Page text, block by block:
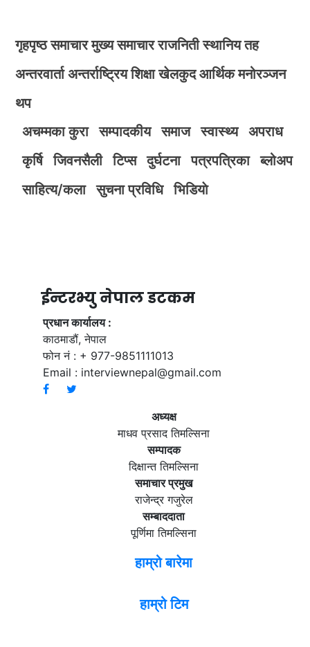
गृहपृष्ठ समाचार मुख्य समाचार राजनिती स्थानिय तह
अन्तरवार्ता अन्तर्राष्ट्रिय शिक्षा खेलकुद आर्थिक मनोरञ्जन
थप
अचम्मका कुरा
सम्पादकीय समाज स्वास्थ्य
अपराध
कृर्षि
जिवनसैली टिप्स दुर्घटना पत्रपत्रिका
ब्लोअप
साहित्य/कला
सुचना प्रविधि भिडियाे
ईन्टरभ्यु नेपाल डटकम
प्रधान कार्यालय :
काठमाडौं, नेपाल
फोन नं : + 977-9851111013
Email : interviewnepal@gmail.com
अध्यक्ष
माधव प्रसाद तिमल्सिना
सम्पादक
दिक्षान्त तिमल्सिना
समाचार प्रमुख
राजेन्द्र गजुरेल
सम्बाददाता
पूर्णिमा तिमल्सिना
हाम्रो बारेमा
हाम्रो टिम